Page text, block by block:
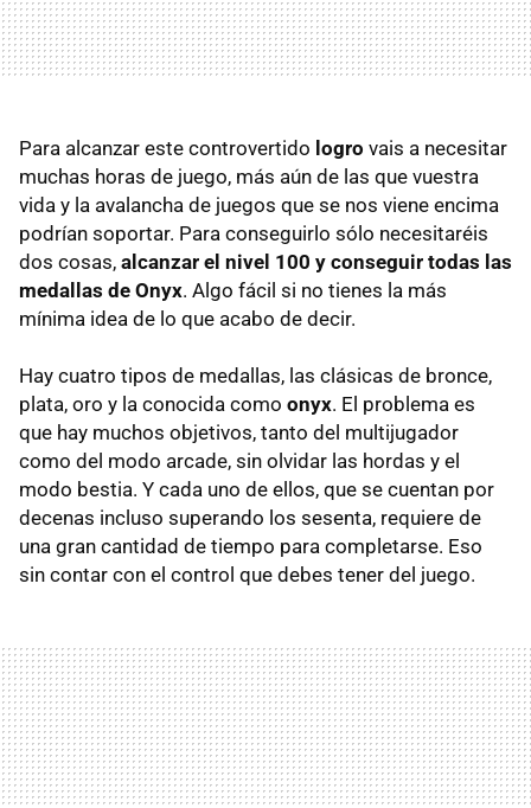
Para alcanzar este controvertido logro vais a necesitar
muchas horas de juego, más aún de las que vuestra
vida y la avalancha de juegos que se nos viene encima
podrían soportar. Para conseguirlo sólo necesitaréis
dos cosas, alcanzar el nivel 100 y conseguir todas las
medallas de Onyx. Algo fácil si no tienes la más
mínima idea de lo que acabo de decir.
Hay cuatro tipos de medallas, las clásicas de bronce,
plata, oro y la conocida como onyx. El problema es
que hay muchos objetivos, tanto del multijugador
como del modo arcade, sin olvidar las hordas y el
modo bestia. Y cada uno de ellos, que se cuentan por
decenas incluso superando los sesenta, requiere de
una gran cantidad de tiempo para completarse. Eso
sin contar con el control que debes tener del juego.